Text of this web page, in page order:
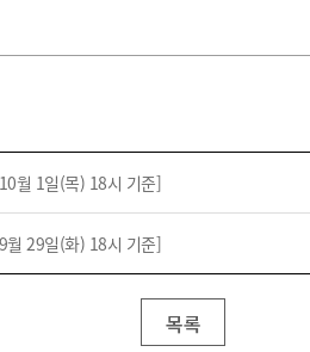
월 1일(목) 18시 기준]
월 29일(화) 18시 기준]
목록